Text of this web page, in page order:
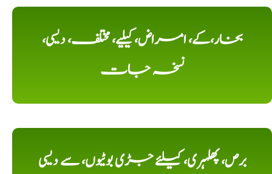
بخار،کے، امراض، کیلیے، مختلف، دیسی،
نسخہ جات
برص، پھلہری، کیلئے جڑی بوٹیوں، سے دیسی